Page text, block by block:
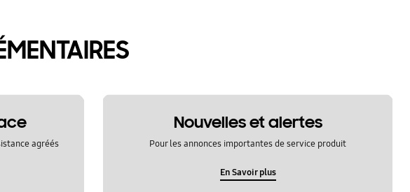
agréés
Nouvelles et alertes
Pour les annonces importantes de service produit
En Savoir plus